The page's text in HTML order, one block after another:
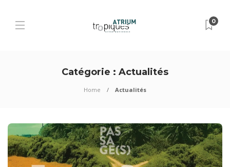
0
Catégorie : Actualités
Home Actualités